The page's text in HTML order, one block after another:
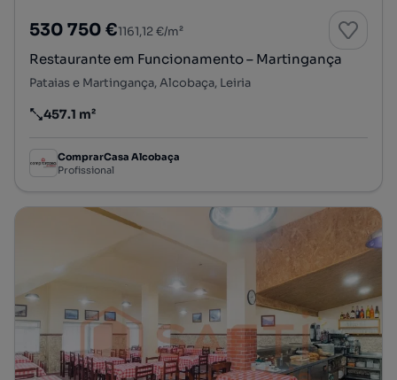
530 750 €1161,12 €/m²
Restaurante em Funcionamento – Martingança
Pataias e Martingança, Alcobaça, Leiria
Preço por metro quadrado
457.1 m²
ComprarCasa Alcobaça
Profissional